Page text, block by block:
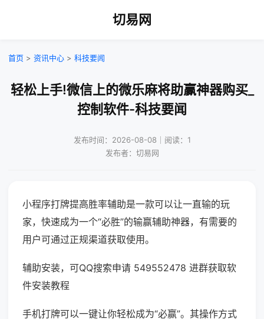
切易网
首页 > 资讯中心 > 科技要闻
轻松上手!微信上的微乐麻将助赢神器购买_
控制软件-科技要闻
发布时间：2026-08-08｜阅读：1
发布者：切易网
小程序打牌提高胜率辅助是一款可以让一直输的玩
家，快速成为一个“必胜”的输赢辅助神器，有需要的
用户可通过正规渠道获取使用。
辅助安装，可QQ搜索申请 549552478 进群获取软
件安装教程
手机打牌可以一键让你轻松成为“必赢”。其操作方式